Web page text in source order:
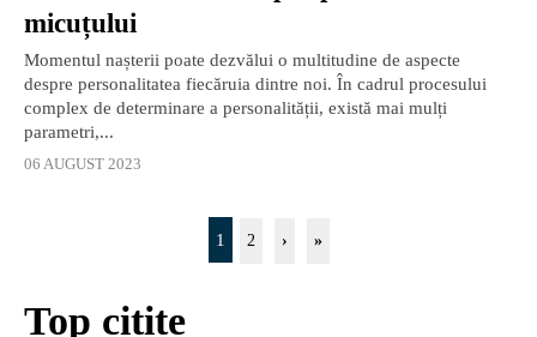
micuțului
Momentul nașterii poate dezvălui o multitudine de aspecte
despre personalitatea fiecăruia dintre noi. În cadrul procesului
complex de determinare a personalității, există mai mulți
parametri,...
06 AUGUST 2023
1 2 › »
Top citite